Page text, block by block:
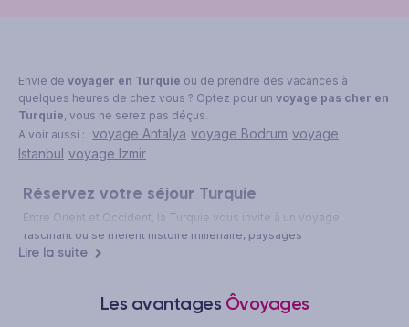
Envie de voyager en Turquie ou de prendre des vacances à
quelques heures de chez vous ? Optez pour un voyage pas cher en
Turquie, vous ne serez pas déçus.
A voir aussi : voyage Antalya voyage Bodrum voyage
Istanbul voyage Izmir
Réservez votre séjour Turquie
Entre Orient et Occident, la Turquie vous invite à un voyage
fascinant où se mêlent histoire millénaire, paysages
époustouflants et hospitalité légendaire. Ce pays-pont entre deux
Lire la suite
Les avantages Ôvoyages